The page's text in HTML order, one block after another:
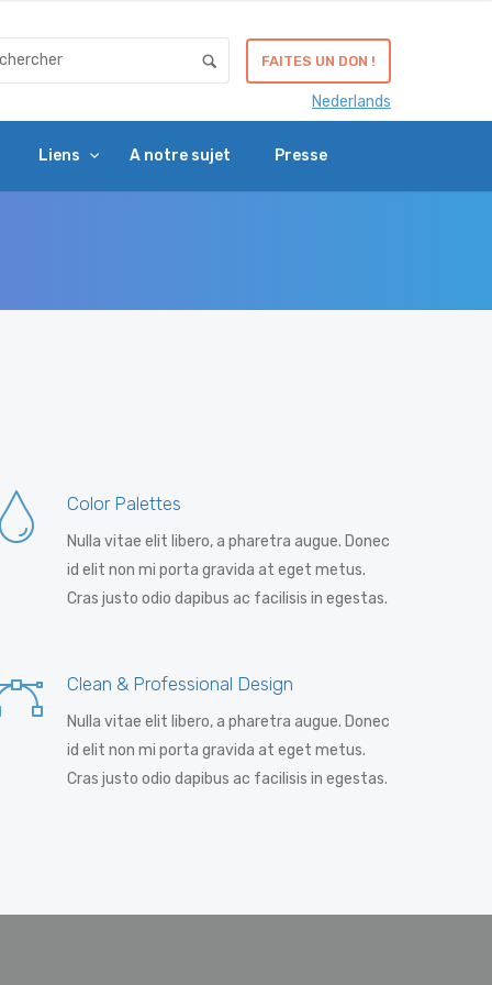
FAITES UN DON !
Nederlands
Liens A notre sujet Presse
Color Palettes
Nulla vitae elit libero, a pharetra augue. Donec
id elit non mi porta gravida at eget metus.
Cras justo odio dapibus ac facilisis in egestas.
Clean & Professional Design
Nulla vitae elit libero, a pharetra augue. Donec
id elit non mi porta gravida at eget metus.
Cras justo odio dapibus ac facilisis in egestas.